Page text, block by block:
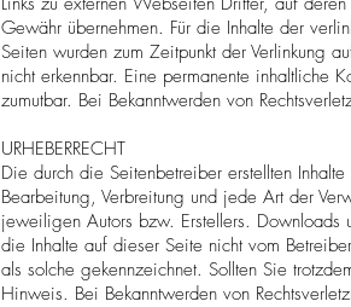
Gewähr übernehmen. Für die Inhalte der
Seiten wurden zum Zeitpunkt der Verlinkung
nicht erkennbar. Eine permanente inhaltliche
zumutbar. Bei Bekanntwerden von
URHEBERRECHT
Die durch die Seitenbetreiber erstellten
Bearbeitung, Verbreitung und jede Art der
jeweiligen Autors bzw. Erstellers.
die Inhalte auf dieser Seite nicht vom
als solche gekennzeichnet. Sollten Sie
Hinweis. Bei Bekanntwerden von